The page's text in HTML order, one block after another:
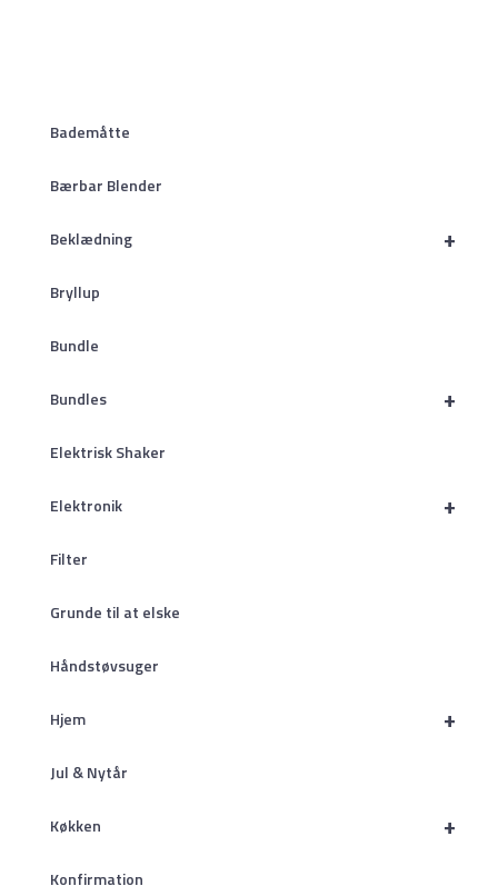
Bademåtte
Bærbar Blender
+
Beklædning
Bryllup
Bundle
+
Bundles
Elektrisk Shaker
+
Elektronik
Filter
Grunde til at elske
Håndstøvsuger
+
Hjem
Jul & Nytår
+
Køkken
Konfirmation